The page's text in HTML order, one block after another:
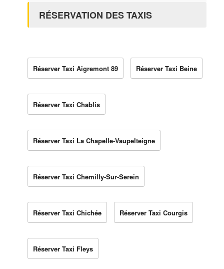
RÉSERVATION DES TAXIS
Réserver Taxi Aigremont 89 Réserver Taxi Beine
Réserver Taxi Chablis
Réserver Taxi La Chapelle-Vaupelteigne
Réserver Taxi Chemilly-Sur-Serein
Réserver Taxi Chichée Réserver Taxi Courgis
Réserver Taxi Fleys